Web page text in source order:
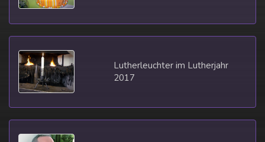
Lutherleuchter im Lutherjahr
2017